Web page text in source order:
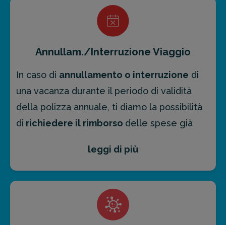
deprezzamento dovuto all’uso), oppure il
rimborso dei costi sostenuti
riparazione presso un centro di assistenza.
eliminabile acquistando l'estensione "Zero
Franchigia".
Annullam./Interruzione Viaggio
In caso di annullamento o interruzione di
una vacanza durante il periodo di validità
della polizza annuale, ti diamo la possibilità
di richiedere il rimborso delle spese già
rimborsofino a € 2000,00 a personae
l’eliminazione della franchigia di €75,00
aggiungendo l’opzione “Zero Franchigia
leggi di più